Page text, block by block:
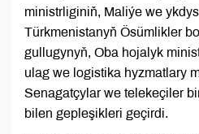
ministrliginiň, Maliýe we
Türkmenistanyň Ösümlikler
gullugynyň, Oba hojalyk
ulag we logistika hyzmatlary
Senagatçylar we telekeçiler
bilen gepleşikleri geçirdi.